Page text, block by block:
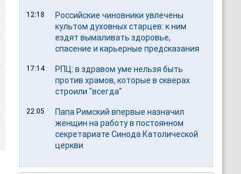
12:18
Российские чиновники увлечены
культом духовных старцев: к ним
ездят вымаливать здоровье,
спасение и карьерные предсказания
17:14
РПЦ: в здравом уме нельзя быть
против храмов, которые в скверах
строили "всегда"
22:05
Папа Римский впервые назначил
женщин на работу в постоянном
секретариате Синода Католической
церкви